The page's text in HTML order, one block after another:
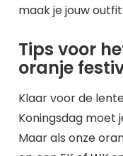
maak je jouw
Tips voor
oranje
Klaar voor de
Koningsdag moet
Maar als onze